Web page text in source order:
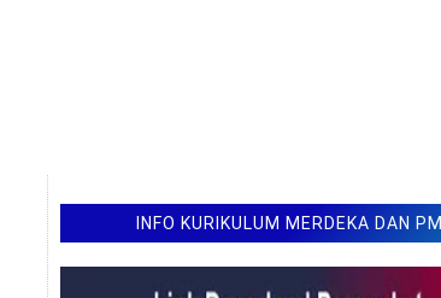
INFO KURIKULUM MERDEKA DAN PM